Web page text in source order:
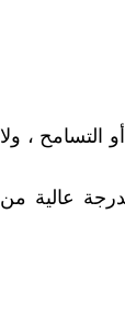
التسامح ، ولا
عالية من